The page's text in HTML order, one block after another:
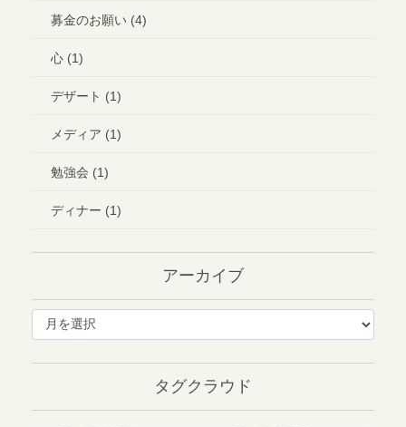
募金のお願い (4)
心 (1)
デザート (1)
メディア (1)
勉強会 (1)
ディナー (1)
アーカイブ
ア
イ
タグクラウド